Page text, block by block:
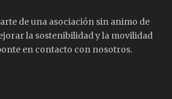
de una asociación sin animo de
la sostenibilidad y la movilidad
en contacto con nosotros.